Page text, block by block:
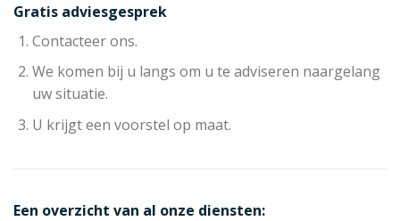
Gratis adviesgesprek
Contacteer ons.
We komen bij u langs om u te adviseren naargelang
uw situatie.
U krijgt een voorstel op maat.
Een overzicht van al onze diensten: